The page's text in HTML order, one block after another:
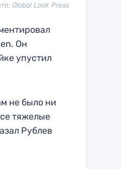
Global Look Press
Он
упустил
не было ни
тяжелые
Рублев